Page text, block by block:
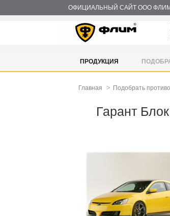
ОФИЦИАЛЬНЫЙ САЙТ ООО
ПРОДУКЦИЯ
Главная > Подобрать
Гарант